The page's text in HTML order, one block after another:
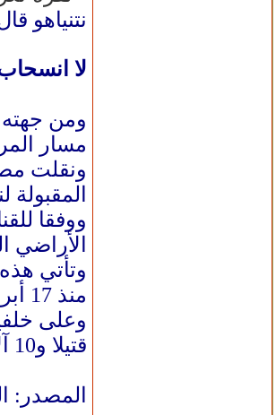
نتنياهو
لا
ومن
مسار
ونقلت
الأراضي
وتأتي
منذ 17 أبريل/نيسان الماضي، والذي مددته واشنطن حتى مطلع يوليو/تموز المقبل.
وعلى
قتيلا و10 آلاف و870 جريحا حتى أمس الجمعة، إضافة إلى أكثر من مليون نازح.
المصدر: